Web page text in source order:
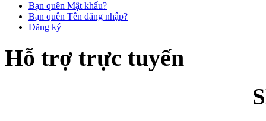
Bạn quên Mật khẩu?
Bạn quên Tên đăng nhập?
Đăng ký
Hỗ trợ trực tuyến